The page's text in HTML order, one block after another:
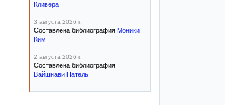
Кливера
3 августа 2026 г.
Составлена библиография Моники
Ким
2 августа 2026 г.
Составлена библиография
Вайшнави Патель